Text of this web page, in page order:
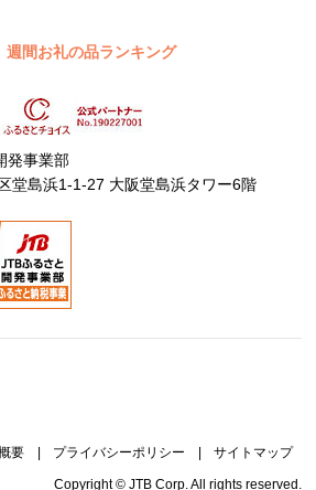
週間お礼の品ランキング
発事業部
島浜1-1-27 大阪堂島浜タワー6階
要 | プライバシーポリシー | サイトマップ
Copyright © JTB Corp. All rights reserved.